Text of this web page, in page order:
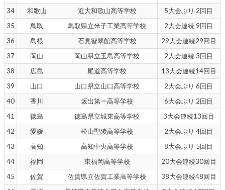
34
和歌山 近大和歌山高等学校
5大会ぶり 2回目
35
鳥取 鳥取県立米子工業高等学校
2大会連続 9回目
36
島根 石見智翠館高等学校
29大会連続29回目
37
岡山 岡山県立玉島高等学校
2大会連続 3回目
38
広島 尾道高等学校
13大会連続14回目
39
山口 山口県立山口高等学校
2大会ぶり 6回目
40
香川 坂出第一高等学校
6大会ぶり 2回目
41
徳島 徳島県立城東高等学校
3大会連続13回目
42
愛媛 松山聖陵高等学校
2大会ぶり 4回目
43
高知 高知中央高等学校
8大会ぶり 5回目
44
福岡 東福岡高等学校
20大会連続30回目
45
佐賀 佐賀県立佐賀工業高等学校
38大会連続48回目